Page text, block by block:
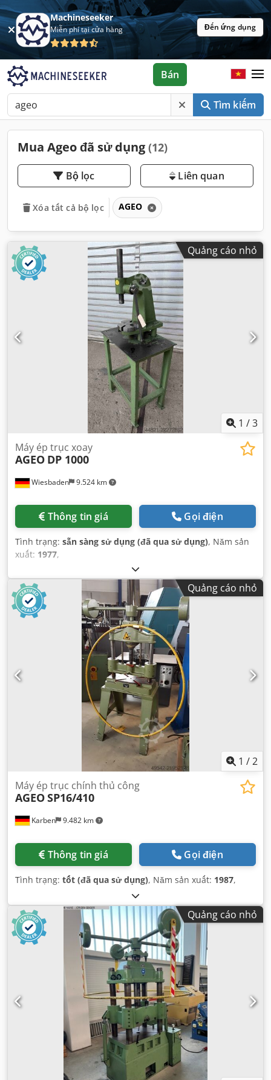
Machineseeker
Miễn phí tại cửa hàng Đến ứng dụng
Tìm kiếm
Bán
Mua Ageo đã sử dụng (12)
Bộ lọc Liên quan
Xóa tất cả bộ lọc AGEO
Quảng cáo nhỏ
1 /3
Wiesbaden 9.524 km
Máy ép trục xoay
AGEO DP 1000
Thông tin giá Gọi điện
Tình trạng: sẵn sàng sử dụng (đã qua sử dụng), Năm sản
xuất: 1977,
Quảng cáo nhỏ
1 /2
Karben 9.482 km
Máy ép trục chính thủ công
AGEOSP16/410
Thông tin giá Gọi điện
Tình trạng: tốt (đã qua sử dụng), Năm sản xuất: 1987,
Quảng cáo nhỏ